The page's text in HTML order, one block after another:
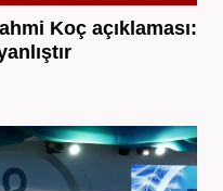
Koç açıklaması: